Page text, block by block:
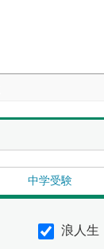
中学受験
浪人生